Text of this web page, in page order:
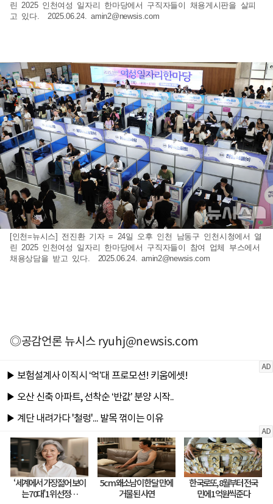
린 2025 인천여성 일자리 한마당에서 구직자들이 채용게시판을 살피
고 있다. 2025.06.24.amin2@newsis.com
[인천=뉴시스] 전진환 기자 = 24일 오후 인천 남동구 인천시청에서 열
린 2025 인천여성 일자리 한마당에서 구직자들이 참여 업체 부스에서
채용상담을 받고 있다. 2025.06.24.amin2@newsis.com
◎공감언론 뉴시스ryuhj@newsis.com